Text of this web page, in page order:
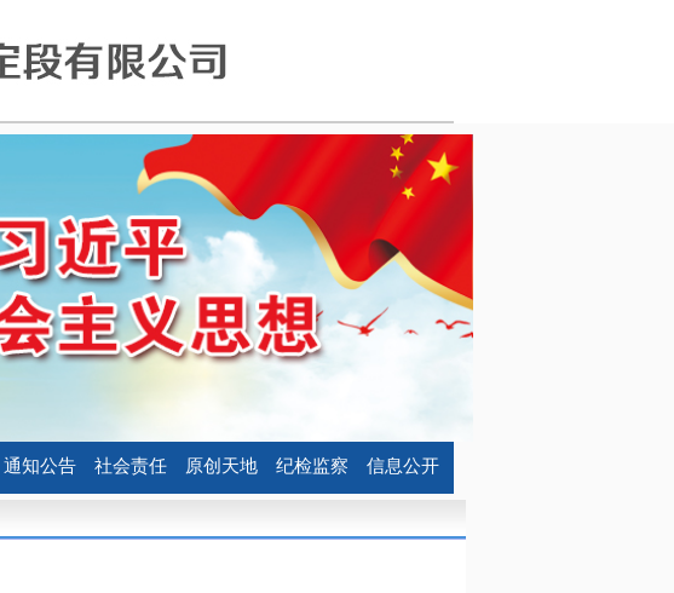
通知公告 社会责任 原创天地 纪检监察 信息公开